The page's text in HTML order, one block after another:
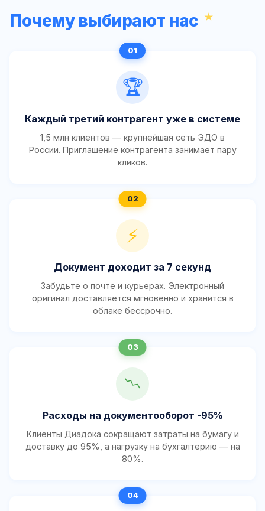
Почему выбирают нас
🏆
Каждый третий контрагент уже в системе
1,5 млн клиентов — крупнейшая сеть ЭДО в
России. Приглашение контрагента занимает пару
кликов.
⚡
Документ доходит за 7 секунд
Забудьте о почте и курьерах. Электронный
оригинал доставляется мгновенно и хранится в
облаке бессрочно.
📉
Расходы на документооборот -95%
Клиенты Диадока сокращают затраты на бумагу и
доставку до 95%, а нагрузку на бухгалтерию — на
80%.